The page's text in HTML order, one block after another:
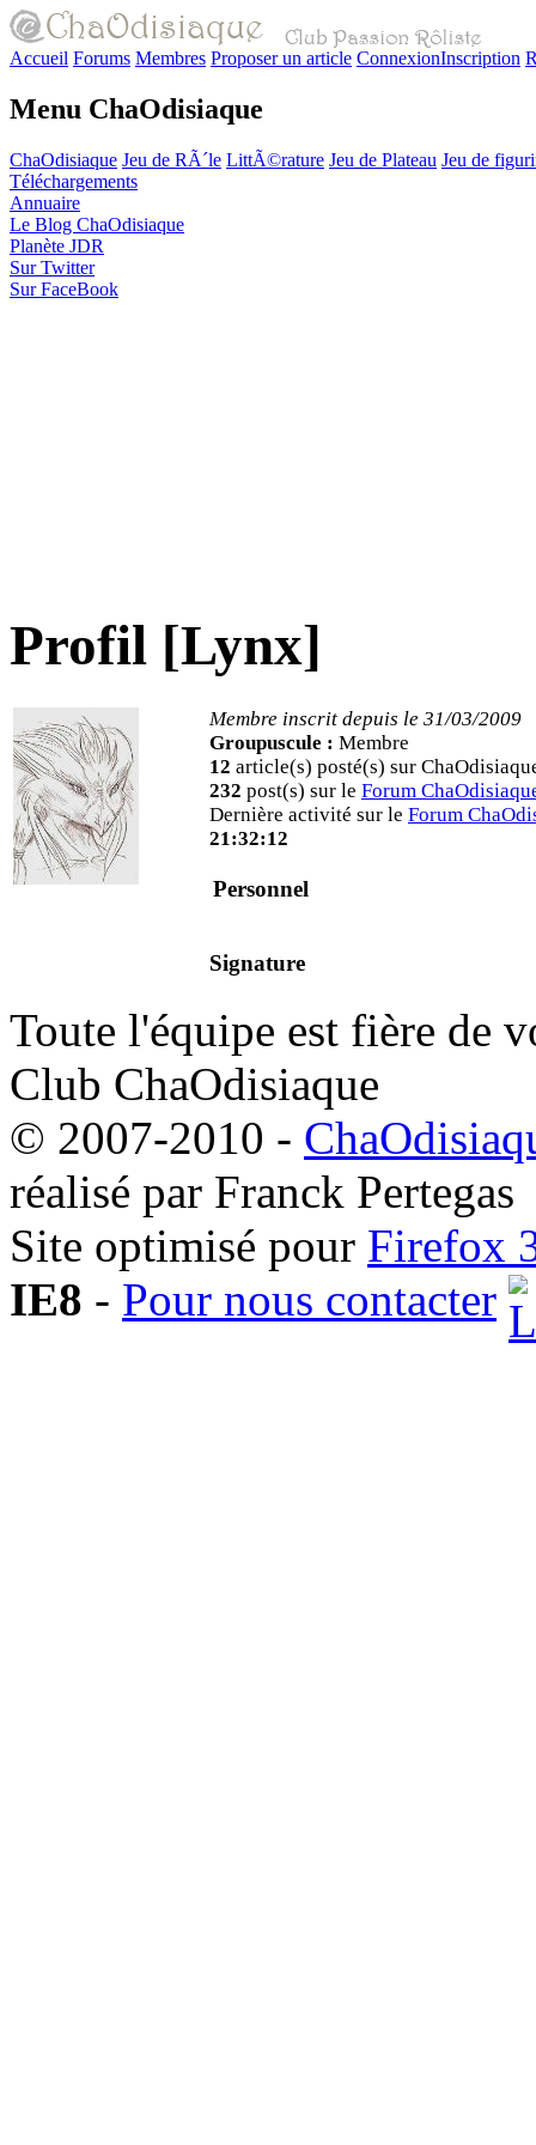
Accueil Forums Membres Proposer un article ConnexionInscription
Menu ChaOdisiaque
ChaOdisiaque Jeu de RÃ´le LittÃ©rature Jeu de Plateau Jeu de
Téléchargements
Annuaire
Le Blog ChaOdisiaque
Planète JDR
Sur Twitter
Sur FaceBook
Profil [Lynx]
Membre inscrit depuis le 31/03/2009
Groupuscule : Membre
12 article(s) posté(s) sur
232 post(s) sur le Forum
Dernière activité sur le Forum
21:32:12
Personnel
Signature
Toute l'équipe est fière de
Club ChaOdisiaque
© 2007-2010 -
réalisé par Franck Pertegas
Site optimisé pour Firefox
IE8 - Pour nous contacter